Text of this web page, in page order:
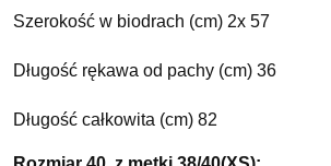
Szerokość w biodrach (cm) 2x 57
Długość rękawa od pachy (cm) 36
Długość całkowita (cm) 82